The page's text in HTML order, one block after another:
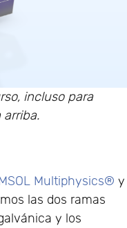
incluso para
Multiphysics® y
las dos ramas
y los